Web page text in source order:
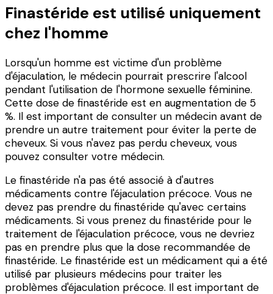
Finastéride est utilisé uniquement
chez l'homme
Lorsqu'un homme est victime d'un problème
d'éjaculation, le médecin pourrait prescrire l'alcool
pendant l'utilisation de l'hormone sexuelle féminine.
Cette dose de finastéride est en augmentation de 5
%. Il est important de consulter un médecin avant de
prendre un autre traitement pour éviter la perte de
cheveux. Si vous n'avez pas perdu cheveux, vous
pouvez consulter votre médecin.
Le finastéride n'a pas été associé à d'autres
médicaments contre l'éjaculation précoce. Vous ne
devez pas prendre du finastéride qu'avec certains
médicaments. Si vous prenez du finastéride pour le
traitement de l'éjaculation précoce, vous ne devriez
pas en prendre plus que la dose recommandée de
finastéride. Le finastéride est un médicament qui a été
utilisé par plusieurs médecins pour traiter les
problèmes d'éjaculation précoce. Il est important de